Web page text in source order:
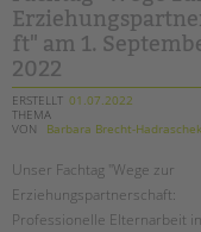
Kollegs
EFöB
Schulbezogene
Tagesgruppen
ft" am 1.
2022
ERSTELLT 01.07.2022
THEMA
VON
Barbara Brecht-Hadraschek
Unser Fachtag "Wege zur
Erziehungspartnerschaft:
Professionelle Elternarbeit